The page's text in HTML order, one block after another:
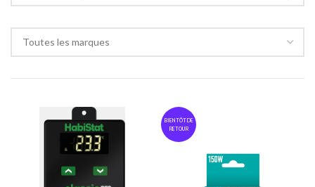
Toutes les marques
BIENTÔT DE
RETOUR